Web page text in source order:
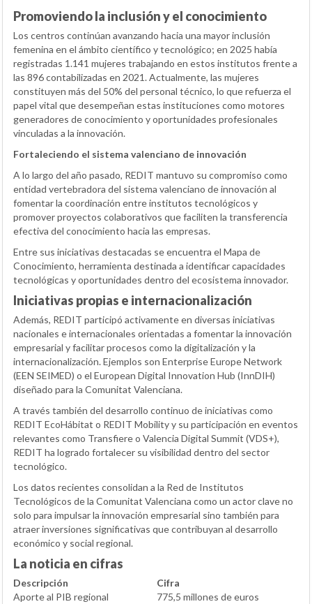
Promoviendo la inclusión y el conocimiento
Los centros continúan avanzando hacia una mayor inclusión
femenina en el ámbito científico y tecnológico; en 2025 había
registradas 1.141 mujeres trabajando en estos institutos frente a
las 896 contabilizadas en 2021. Actualmente, las mujeres
constituyen más del 50% del personal técnico, lo que refuerza el
papel vital que desempeñan estas instituciones como motores
generadores de conocimiento y oportunidades profesionales
vinculadas a la innovación.
Fortaleciendo el sistema valenciano de innovación
A lo largo del año pasado, REDIT mantuvo su compromiso como
entidad vertebradora del sistema valenciano de innovación al
fomentar la coordinación entre institutos tecnológicos y
promover proyectos colaborativos que faciliten la transferencia
efectiva del conocimiento hacia las empresas.
Entre sus iniciativas destacadas se encuentra el Mapa de
Conocimiento, herramienta destinada a identificar capacidades
tecnológicas y oportunidades dentro del ecosistema innovador.
Iniciativas propias e internacionalización
Además, REDIT participó activamente en diversas iniciativas
nacionales e internacionales orientadas a fomentar la innovación
empresarial y facilitar procesos como la digitalización y la
internacionalización. Ejemplos son Enterprise Europe Network
(EEN SEIMED) o el European Digital Innovation Hub (InnDIH)
diseñado para la Comunitat Valenciana.
A través también del desarrollo continuo de iniciativas como
REDIT EcoHábitat o REDIT Mobility y su participación en eventos
relevantes como Transfiere o Valencia Digital Summit (VDS+),
REDIT ha logrado fortalecer su visibilidad dentro del sector
tecnológico.
Los datos recientes consolidan a la Red de Institutos
Tecnológicos de la Comunitat Valenciana como un actor clave no
solo para impulsar la innovación empresarial sino también para
atraer inversiones significativas que contribuyan al desarrollo
económico y social regional.
La noticia en cifras
Descripción
Cifra
Aporte al PIB regional
775,5 millones de euros